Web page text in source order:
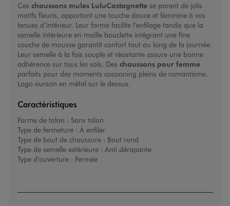
Ces chaussons mules LuluCastagnettese parent de jolis
motifs fleuris, apportant une touche douce et féminine à vos
tenues d’intérieur. Leur forme facilite l’enfilage tandis que la
semelle intérieure en maille bouclette intégrant une fine
couche de mousse garantit confort tout au long de la journée.
Leur semelle à la fois souple et résistante assure une bonne
adhérence sur tous les sols. Des chaussons pour femme
parfaits pour des moments cocooning pleins de romantisme.
Logo ourson en métal sur le dessus.
Caractéristiques
Forme de talon : Sans talon
Type de fermeture : À enfiler
Type de bout de chaussure : Bout rond
Type de semelle extérieure : Anti dérapante
Type d’ouverture : Fermée